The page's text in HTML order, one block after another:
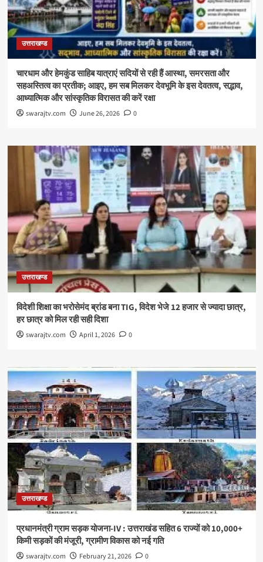
उत्तराखण्ड
चारधाम और हेमकुंड साहिब यात्राएं सदियों से रही हैं आस्था, समरसता और
सहअस्तित्व का प्रतीक; आइए, हम सब मिलकर देवभूमि के इस देवतत्व, सद्भाव,
आध्यात्मिक और सांस्कृतिक विरासत की करें रक्षा
swarajtv.com June 26, 2026 0
उत्तराखण्ड
विदेशी शिक्षा का भरोसेमंद ब्रांड बना TIG, विदेश भेजे 12 हजार से ज्यादा छात्र,
हर छात्र को मिल रही सही दिशा
swarajtv.com April 1, 2026 0
उत्तराखण्ड
प्रधानमंत्री ग्राम सड़क योजना-IV : उत्तराखंड सहित 6 राज्यों को 10,000+
किमी सड़कों की मंजूरी, ग्रामीण विकास को नई गति
swarajtv.com February 21, 2026 0